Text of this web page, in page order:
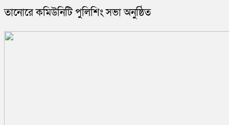
তানোরে কমিউনিটি পুলিশিং সভা অনুষ্ঠিত